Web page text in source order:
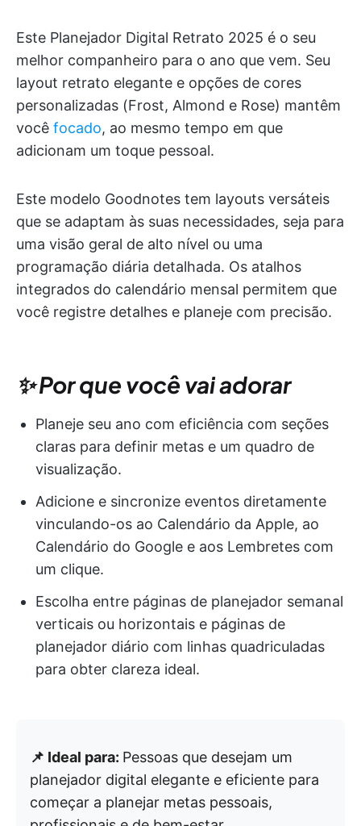
Este Planejador Digital Retrato 2025 é o seu
melhor companheiro para o ano que vem. Seu
layout retrato elegante e opções de cores
personalizadas (Frost, Almond e Rose) mantêm
você focado, ao mesmo tempo em que
adicionam um toque pessoal.
Este modelo Goodnotes tem layouts versáteis
que se adaptam às suas necessidades, seja para
uma visão geral de alto nível ou uma
programação diária detalhada. Os atalhos
integrados do calendário mensal permitem que
você registre detalhes e planeje com precisão.
✨ Por que você vai adorar
Planeje seu ano com eficiência com seções
claras para definir metas e um quadro de
visualização.
Adicione e sincronize eventos diretamente
vinculando-os ao Calendário da Apple, ao
Calendário do Google e aos Lembretes com
um clique.
Escolha entre páginas de planejador semanal
verticais ou horizontais e páginas de
planejador diário com linhas quadriculadas
para obter clareza ideal.
📌 Ideal para: Pessoas que desejam um
planejador digital elegante e eficiente para
começar a planejar metas pessoais,